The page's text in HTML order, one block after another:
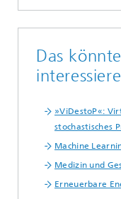
Das
»ViDestoP«:
stochastisches
Machine
Medizin und
Erneuerbare